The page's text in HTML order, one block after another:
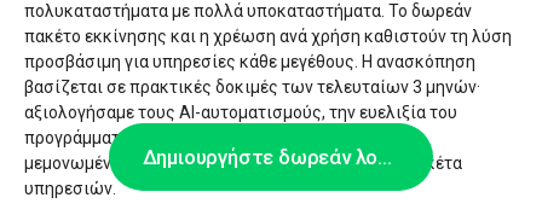
πολυκαταστήματα με πολλά υποκαταστήματα. Το δωρεάν
πακέτο εκκίνησης και η χρέωση ανά χρήση καθιστούν τη λύση
προσβάσιμη για υπηρεσίες κάθε μεγέθους. Η ανασκόπηση
βασίζεται σε πρακτικές δοκιμές των τελευταίων 3 μηνών·
αξιολογήσαμε τους AI-αυτοματισμούς, την ευελιξία του
προγράμματος και την κλιμακωσιμότητα τόσο για
μεμονωμένες εργασίες όσο και για συνδυαστικά πακέτα
υπηρεσιών.
Δημιουργήστε δωρεάν λογαριασμό